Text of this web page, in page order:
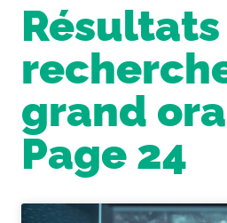
grand
Page 24